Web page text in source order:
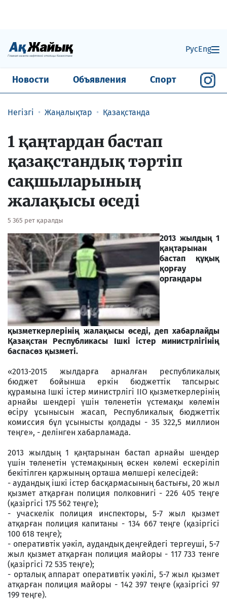
РусEng
Новости Объявления Спорт
Негізгі Жаңалықтар Қазақстанда
1 қаңтардан бастап
қазақстандық тәртіп
сақшыларының
жалақысы өседі
5 365 рет қаралды
2013 жылдың 1
қаңтарынан
бастап құқық
қорғау
органдары
қызметкерлерінің жалақысы өседі, деп хабарлайды
Қазақстан Республикасы Ішкі істер министрлігінің
баспасөз қызметі.
«2013-2015 жылдарға арналған республикалық
бюджет бойынша еркін бюджеттік тапсырыс
құрамына Ішкі істер министрлігі ІІО қызметкерлерінің
арнайы шендері үшін төленетін үстемақы көлемін
өсіру ұсынысын жасап, Республикалық бюджеттік
комиссия бұл ұсынысты қолдады - 35 322,5 миллион
теңге», - делінген хабарламада.
2013 жылдың 1 қаңтарынан бастап арнайы шендер
үшін төленетін үстемақының өскен көлемі ескеріліп
бекітілген қаржының орташа мөлшері келесідей:
- аудандық ішкі істер басқармасының бастығы, 20 жыл
қызмет атқарған полиция полковнигі - 226 405 теңге
(қазіргісі 175 562 теңге);
- учаскелік полиция инспекторы, 5-7 жыл қызмет
атқарған полиция капитаны - 134 667 теңге (қазіргісі
100 618 теңге);
- оперативтік уәкіл, аудандық деңгейдегі тергеуші, 5-7
жыл қызмет атқарған полиция майоры - 117 733 тенге
(қазіргісі 72 535 теңге);
- орталық аппарат оперативтік уәкілі, 5-7 жыл қызмет
атқарған полиция майоры - 142 397 теңге (қазіргісі 97
199 теңге).